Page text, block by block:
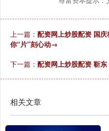
上一篇： 配资网上炒股配资 国
你“片”刻心动→
下一篇： 配资网上炒股配资 靳
相关文章